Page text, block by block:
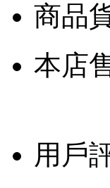
商品
本店
用戶